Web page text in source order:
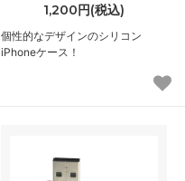
1,200円(税込)
個性的なデザインのシリコン
iPhoneケース！